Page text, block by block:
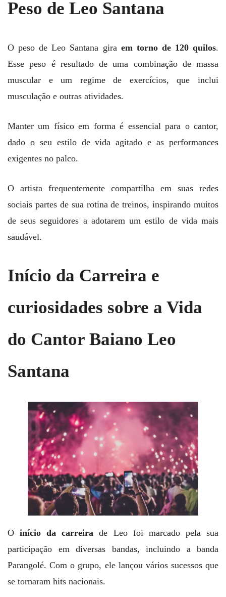
Peso de Leo Santana
O peso de Leo Santana gira em torno de 120 quilos.
Esse peso é resultado de uma combinação de massa
muscular e um regime de exercícios, que inclui
musculação e outras atividades.
Manter um físico em forma é essencial para o cantor,
dado o seu estilo de vida agitado e as performances
exigentes no palco.
O artista frequentemente compartilha em suas redes
sociais partes de sua rotina de treinos, inspirando muitos
de seus seguidores a adotarem um estilo de vida mais
saudável.
Início da Carreira e
curiosidades sobre a Vida
do Cantor Baiano Leo
Santana
Oinício da carreira de Leo foi marcado pela sua
participação em diversas bandas, incluindo a banda
Parangolé. Com o grupo, ele lançou vários sucessos que
se tornaram hits nacionais.